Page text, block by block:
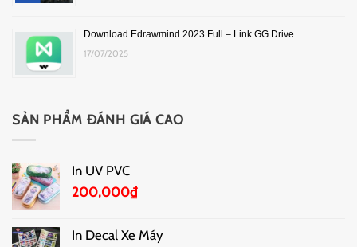
Download Edrawmind 2023 Full – Link GG Drive
17/07/2025
SẢN PHẨM ĐÁNH GIÁ CAO
In UV PVC
200,000₫
In Decal Xe Máy